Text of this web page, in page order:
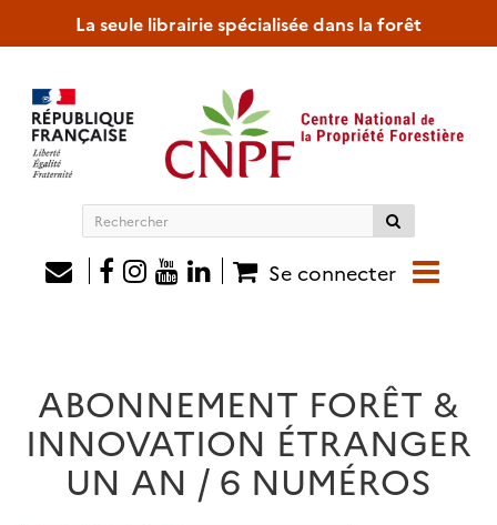
La seule librairie spécialisée dans la forêt
Rechercher
siteSe connecter
ABONNEMENT FORÊT &
INNOVATION ÉTRANGER
UN AN / 6 NUMÉROS